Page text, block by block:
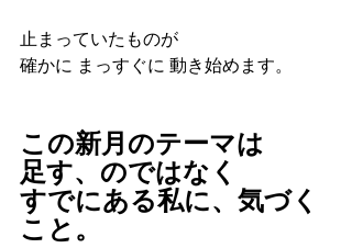
止まっていたものが
確かに まっすぐに 動き始めます。
この新月のテーマは
足す、のではなく
すでにある私に、気づく
こと。